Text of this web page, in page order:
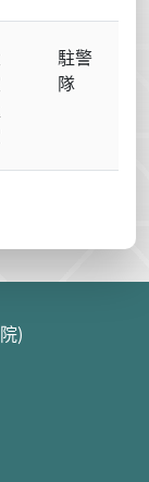
駐警
隊
)